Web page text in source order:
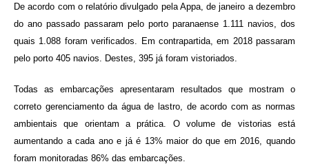
De acordo com o relatório divulgado pela Appa, de janeiro a dezembro
do ano passado passaram pelo porto paranaense 1.111 navios, dos
quais 1.088 foram verificados. Em contrapartida, em 2018 passaram
pelo porto 405 navios. Destes, 395 já foram vistoriados.
Todas as embarcações apresentaram resultados que mostram o
correto gerenciamento da água de lastro, de acordo com as normas
ambientais que orientam a prática. O volume de vistorias está
aumentando a cada ano e já é 13% maior do que em 2016, quando
foram monitoradas 86% das embarcações.